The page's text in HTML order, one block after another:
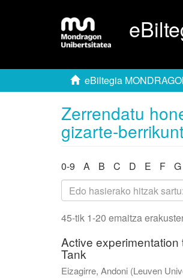
eBiltegia
Zerrendatu
gizarte-
0-9 A B C D E F G
45-tik 1-20 emaitza
Active
Tank
Eizagirre, Andoni (Leuven